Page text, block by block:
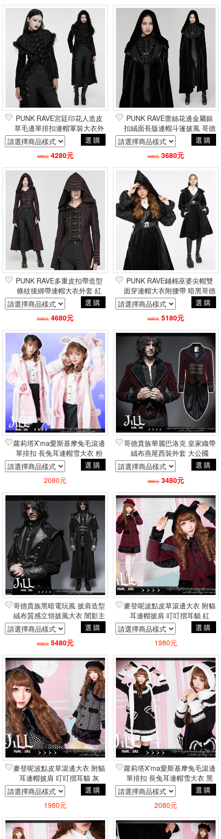
PUNK RAVE宮廷印花人造皮
草毛邊單排扣連帽軍裝大衣外
套 哥德貴族凡爾賽巴洛克
選購
4990元 4280元
PUNK RAVE蕾絲花邊金屬銀
扣絨面長版連帽斗篷披風 哥德
貴族暗黑巴洛克吸血鬼
選購
4480元 3680元
PUNK RAVE多重皮扣帶造型
條紋後綁帶連帽大衣外套 紅
英倫風蒸氣龐克復古哥德
選購
5380元 4680元
PUNK RAVE鋪棉巫婆尖帽雙
面穿連帽大衣附腰帶 暗黑哥德
貴族宮廷風
選購
6680元 5180元
蘿莉塔X'ma愛斯基摩兔毛滾邊
單排扣 長兔耳連帽雪大衣 粉
選購
2080元
哥德貴族華麗巴洛克 皇家織帶
絨布燕尾西裝外套 大公國
gothic
選購
3880元 3480元
哥德貴族黑暗電玩風 披肩造型
絨布質感立領披風大衣 闇影主
宰加百列 GOTHIC選購
5680元 5480元
麥登呢波點皮草滾邊大衣 附貓
耳連帽披肩 叮叮摺耳貓 紅
選購
1980元
麥登呢波點皮草滾邊大衣 附貓
耳連帽披肩 叮叮摺耳貓 灰
選購
1980元
蘿莉塔X'ma愛斯基摩兔毛滾邊
單排扣 長兔耳連帽雪大衣 黑
選購
2080元